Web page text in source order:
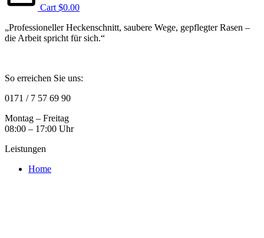
Cart $0.00
„Professioneller Heckenschnitt, saubere Wege, gepflegter Rasen –
die Arbeit spricht für sich.“
So erreichen Sie uns:
0171 / 7 57 69 90
Montag – Freitag
08:00 – 17:00 Uhr
Leistungen
Home